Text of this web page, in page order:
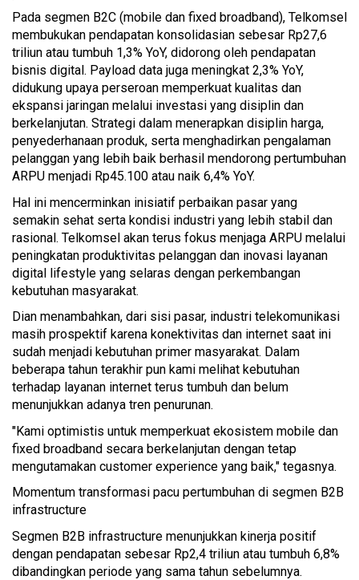
Pada segmen B2C (mobile dan fixed broadband), Telkomsel
membukukan pendapatan konsolidasian sebesar Rp27,6
triliun atau tumbuh 1,3% YoY, didorong oleh pendapatan
bisnis digital. Payload data juga meningkat 2,3% YoY,
didukung upaya perseroan memperkuat kualitas dan
ekspansi jaringan melalui investasi yang disiplin dan
berkelanjutan. Strategi dalam menerapkan disiplin harga,
penyederhanaan produk, serta menghadirkan pengalaman
pelanggan yang lebih baik berhasil mendorong pertumbuhan
ARPU menjadi Rp45.100 atau naik 6,4% YoY.
Hal ini mencerminkan inisiatif perbaikan pasar yang
semakin sehat serta kondisi industri yang lebih stabil dan
rasional. Telkomsel akan terus fokus menjaga ARPU melalui
peningkatan produktivitas pelanggan dan inovasi layanan
digital lifestyle yang selaras dengan perkembangan
kebutuhan masyarakat.
Dian menambahkan, dari sisi pasar, industri telekomunikasi
masih prospektif karena konektivitas dan internet saat ini
sudah menjadi kebutuhan primer masyarakat. Dalam
beberapa tahun terakhir pun kami melihat kebutuhan
terhadap layanan internet terus tumbuh dan belum
menunjukkan adanya tren penurunan.
"Kami optimistis untuk memperkuat ekosistem mobile dan
fixed broadband secara berkelanjutan dengan tetap
mengutamakan customer experience yang baik," tegasnya.
Momentum transformasi pacu pertumbuhan di segmen B2B
infrastructure
Segmen B2B infrastructure menunjukkan kinerja positif
dengan pendapatan sebesar Rp2,4 triliun atau tumbuh 6,8%
dibandingkan periode yang sama tahun sebelumnya.